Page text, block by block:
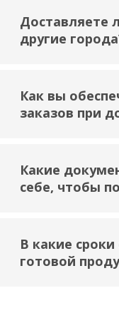
Доставляете
другие
Как вы
заказов при
Какие
себе, чтобы
В какие
готовой